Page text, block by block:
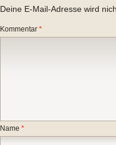
Deine E-Mail-Adresse wird
Kommentar *
Name *